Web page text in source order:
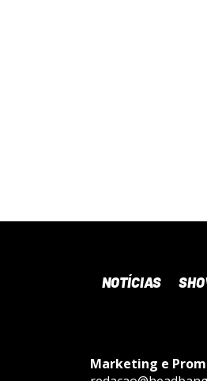
NOTÍCIAS
Marketing e